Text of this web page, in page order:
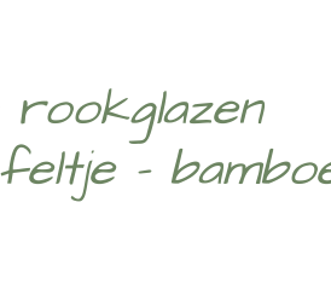
rookglazen
-